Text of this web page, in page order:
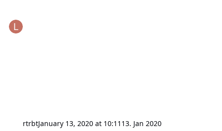
rtrbtJanuary 13, 2020 at 10:11 13. Jan 2020